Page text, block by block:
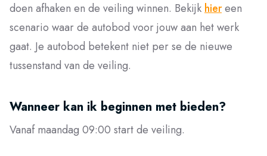
doen afhaken en de veiling winnen. Bekijk hiereen
scenario waar de autobod voor jouw aan het werk
gaat. Je autobod betekent niet per se de nieuwe
tussenstand van de veiling.
Wanneer kan ik beginnen met bieden?
Vanaf maandag 09:00 start de veiling.